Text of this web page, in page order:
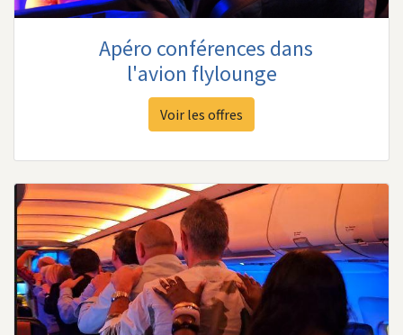
Apéro conférences dans
l'avion flylounge
Voir les offres